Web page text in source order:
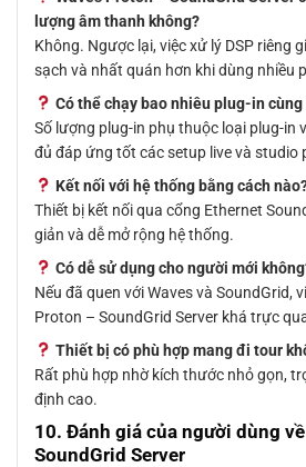
lượng âm thanh không?
Không. Ngược lại, việc xử lý DSP riêng
sạch và nhất quán hơn khi dùng nhiều
Có thể chạy bao nhiêu plug-in cùng
Số lượng plug-in phụ thuộc loại plug-in
đủ đáp ứng tốt các setup live và studio
Kết nối với hệ thống bằng cách
Thiết bị kết nối qua cổng Ethernet
giản và dễ mở rộng hệ thống.
Có dễ sử dụng cho người mới
Nếu đã quen với Waves và SoundGrid,
Proton – SoundGrid Server khá trực
Thiết bị có phù hợp mang đi tour
Rất phù hợp nhờ kích thước nhỏ gọn,
định cao.
10. Đánh giá của người dùng
SoundGrid Server